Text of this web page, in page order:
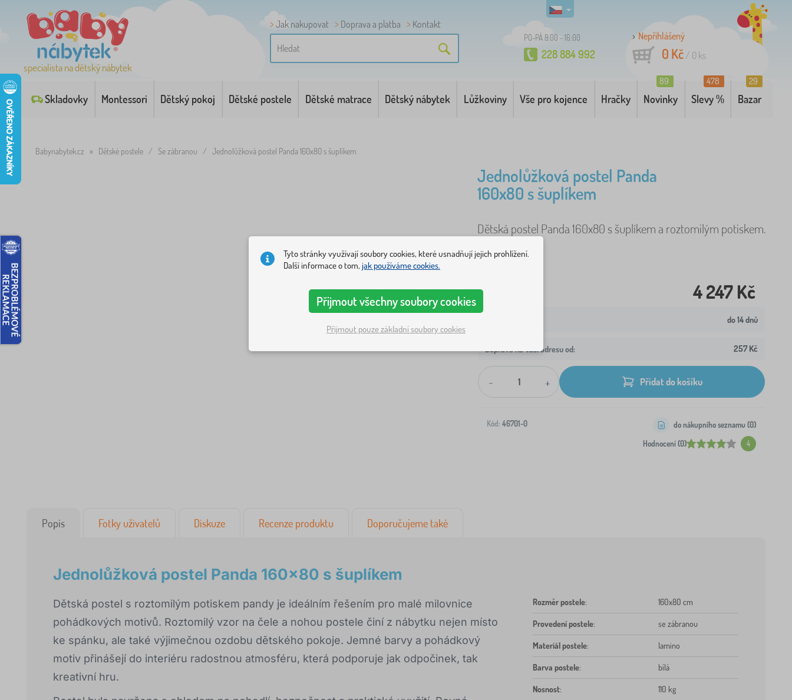
specialista na dětský nábytek
Jak nakupovat Doprava a platba Kontakt
PO-PÁ 8:00 - 16:00
228 884 992
Nepřihlášený
0 Kč/ 0 ks
Skladovky Montessori Dětský pokoj Dětské postele Dětské matrace Dětský nábytek Lůžkoviny Vše pro kojence Hračky Novinky
89
Slevy %
478
Bazar
29
Babynabytek.cz » Dětské postele / Se zábranou / Jednolůžková postel Panda 160x80 s šuplíkem
Jednolůžková postel Panda
160x80 s šuplíkem
Dětská postel Panda 160x80 s šuplíkem a roztomilým potiskem.
4 247 Kč
do 14 dnů
Doprava na Vaši adresu od: 257 Kč
- + Přidat do košíku
Kód: 46701-0
Hodnocení (0) 4
do nákupního seznamu (0)
Popis Fotky uživatelů Diskuze Recenze produktu Doporučujeme také
Jednolůžková postel Panda 160x80 s šuplíkem
Dětská postel s roztomilým potiskem pandy je ideálním řešením pro malé milovnice
pohádkových motivů. Roztomilý vzor na čele a nohou postele činí z nábytku nejen místo
ke spánku, ale také výjimečnou ozdobu dětského pokoje. Jemné barvy a pohádkový
motiv přinášejí do interiéru radostnou atmosféru, která podporuje jak odpočinek, tak
kreativní hru.
Rozměr postele: 160x80 cm
Provedení postele: se zábranou
Materiál postele: lamino
Barva postele: bílá
Nosnost: 110 kg
Tyto stránky využívají soubory cookies, které usnadňují jejich prohlížení.
Další informace o tom, jak používáme cookies.
Přijmout všechny soubory cookies
Přijmout pouze základní soubory cookies